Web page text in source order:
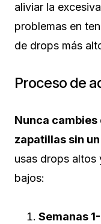
aliviar la
problemas en
de drops más
Proceso de
Nunca
zapatillas sin
usas drops altos
bajos:
Semanas